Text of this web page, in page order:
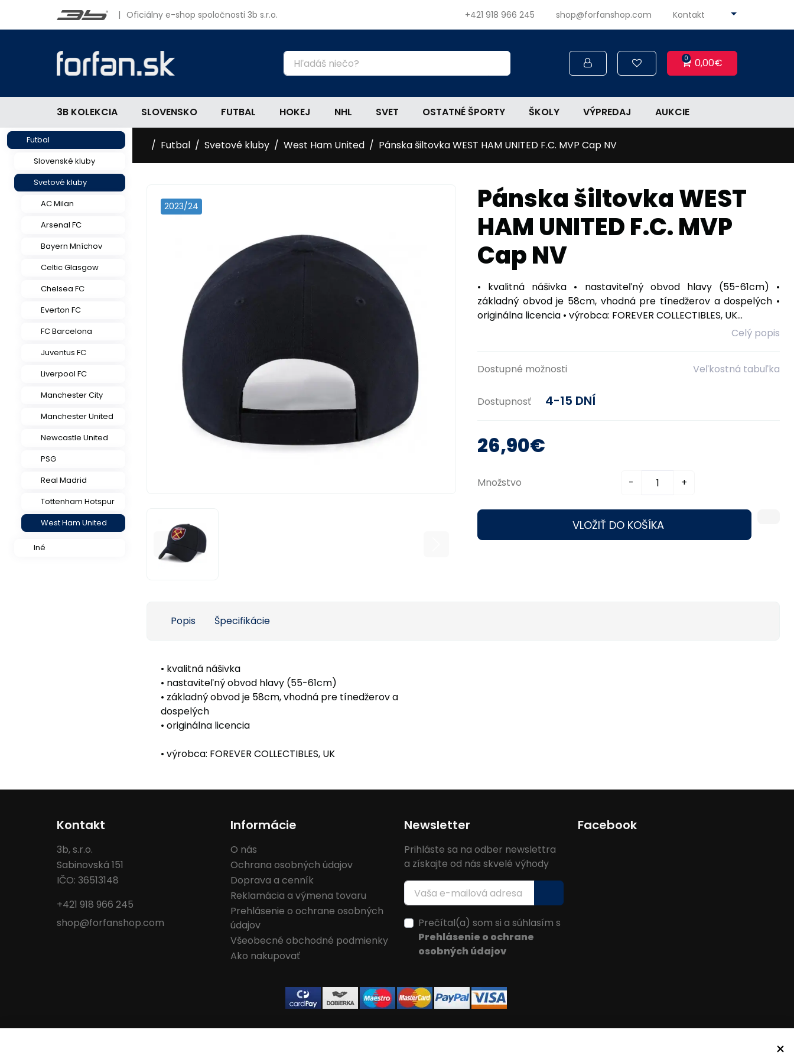
| Oficiálny e-shop spoločnosti 3b s.r.o. +421 918 966 245 shop@forfanshop.com Kontakt
0 0,00€
3B KOLEKCIA SLOVENSKO FUTBAL HOKEJ NHL SVET OSTATNÉ ŠPORTY ŠKOLY VÝPREDAJ AUKCIE
Futbal
Slovenské kluby
Svetové kluby
AC Milan
Arsenal FC
Bayern Mníchov
Celtic Glasgow
Chelsea FC
Everton FC
FC Barcelona
Juventus FC
Liverpool FC
Manchester City
Manchester United
Newcastle United
PSG
Real Madrid
Tottenham Hotspur
West Ham United
Iné
Futbal Svetové kluby West Ham United Pánska šiltovka WEST HAM UNITED F.C. MVP Cap NV
2023/24
Pánska šiltovka WEST
HAM UNITED F.C. MVP
Cap NV
• kvalitná nášivka • nastaviteľný obvod hlavy (55-61cm) •
základný obvod je 58cm, vhodná pre tínedžerov a dospelých •
originálna licencia • výrobca: FOREVER COLLECTIBLES, UK...
Celý popis
Dostupné možnosti Veľkostná tabuľka
Dostupnosť 4-15 DNÍ
26,90€
Množstvo - +
VLOŽIŤ DO KOŠÍKA
Popis Špecifikácie
• kvalitná nášivka
• nastaviteľný obvod hlavy (55-61cm)
• základný obvod je 58cm, vhodná pre tínedžerov a
dospelých
• originálna licencia
• výrobca: FOREVER COLLECTIBLES, UK
Kontakt
3b, s.r.o.
Sabinovská 151
IČO: 36513148
+421 918 966 245
shop@forfanshop.com
Informácie
O nás
Ochrana osobných údajov
Doprava a cenník
Reklamácia a výmena tovaru
Prehlásenie o ochrane osobných
údajov
Všeobecné obchodné podmienky
Ako nakupovať
Newsletter
Prihláste sa na odber newslettra
a získajte od nás skvelé výhody
Prečítal(a) som si a súhlasím s
Prehlásenie o ochrane
osobných údajov
Facebook